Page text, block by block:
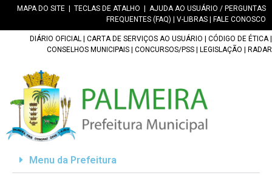
MAPA DO SITE TECLAS DE ATALHO
AJUDA AO USUÁRIO / PERGUNTAS
FREQUENTES (FAQ)
V-LIBRAS FALE CONOSCO
DIÁRIO OFICIAL CARTA DE SERVIÇOS AO USUÁRIO CÓDIGO DE ÉTICA|
CONSELHOS MUNICIPAIS
CONCURSOS/PSS LEGISLAÇÃO RADAR
Menu da Prefeitura